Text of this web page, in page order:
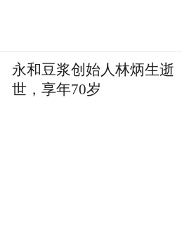
永和豆浆创始人林炳生逝
世，享年70岁